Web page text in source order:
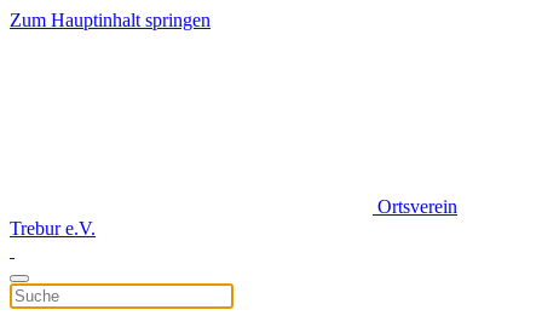
Zum Hauptinhalt springen
Ortsverein
Trebur e.V.